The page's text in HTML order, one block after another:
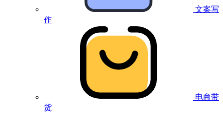
文案写
作
电商带
货